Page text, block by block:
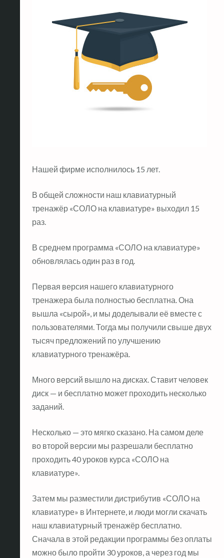
Нашей фирме исполнилось 15 лет.
В общей сложности наш клавиатурный
тренажёр «СОЛО на клавиатуре» выходил 15
раз.
В среднем программа «СОЛО на клавиатуре»
обновлялась один раз в год.
Первая версия нашего клавиатурного
тренажера была полностью бесплатна. Она
вышла «сырой», и мы доделывали её вместе с
пользователями. Тогда мы получили свыше двух
тысяч предложений по улучшению
клавиатурного тренажёра.
Много версий вышло на дисках. Ставит человек
диск — и бесплатно может проходить несколько
заданий.
Несколько — это мягко сказано. На самом деле
во второй версии мы разрешали бесплатно
проходить 40 уроков курса «СОЛО на
клавиатуре».
Затем мы разместили дистрибутив «СОЛО на
клавиатуре» в Интернете, и люди могли скачать
наш клавиатурный тренажёр бесплатно.
Сначала в этой редакции программы без оплаты
можно было пройти 30 уроков, а через год мы